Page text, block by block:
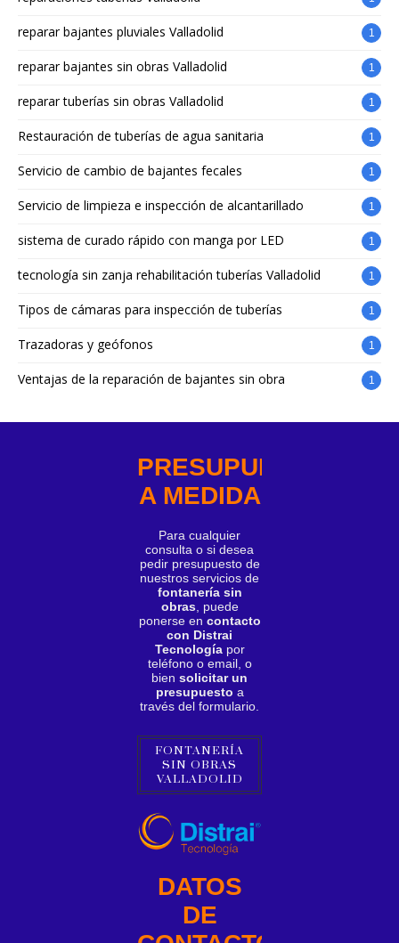
reparar bajantes pluviales Valladolid 1
reparar bajantes sin obras Valladolid 1
reparar tuberías sin obras Valladolid 1
Restauración de tuberías de agua sanitaria 1
Servicio de cambio de bajantes fecales 1
Servicio de limpieza e inspección de alcantarillado 1
sistema de curado rápido con manga por LED 1
tecnología sin zanja rehabilitación tuberías Valladolid 1
Tipos de cámaras para inspección de tuberías 1
Trazadoras y geófonos 1
Ventajas de la reparación de bajantes sin obra 1
PRESUPUESTO
A MEDIDA
Para cualquier
consulta o si desea
pedir presupuesto de
nuestros servicios de
fontanería sin
obras, puede
ponerse en contacto
con Distrai
Tecnologíapor
teléfono o email, o
bien solicitar un
presupuesto a
través del formulario.
FONTANERÍA
SIN OBRAS
VALLADOLID
DATOS
DE